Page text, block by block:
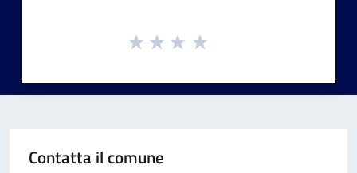
Contatta il comune